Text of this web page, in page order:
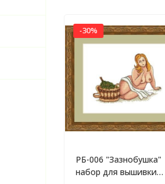
-30%
РБ-006 "Зазнобушка"
набор для вышивки